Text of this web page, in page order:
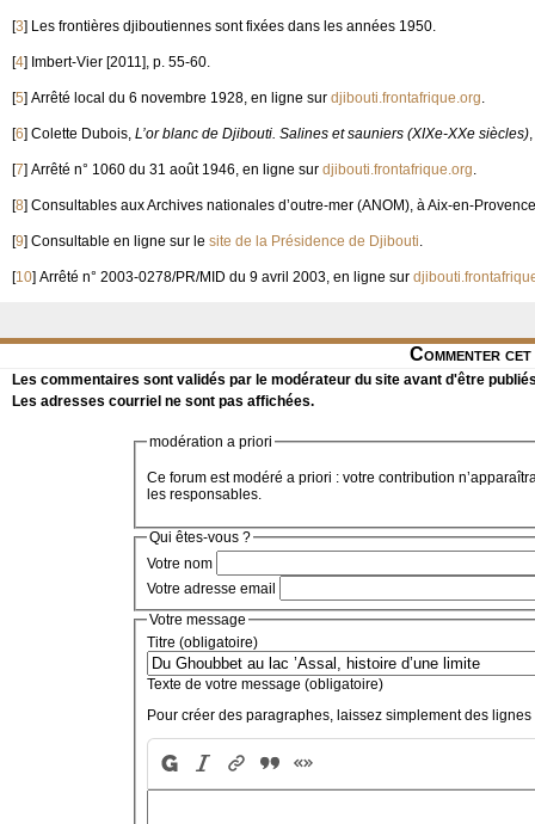
[3] Les frontières djiboutiennes sont fixées dans les années 1950.
[4] Imbert-Vier [2011], p. 55-60.
[5] Arrêté local du 6 novembre 1928, en ligne sur djibouti.frontafrique.org.
[6] Colette Dubois, L’or blanc de Djibouti. Salines et sauniers (XIXe-XXe siècles)
[7] Arrêté n° 1060 du 31 août 1946, en ligne sur djibouti.frontafrique.org.
[8] Consultables aux Archives nationales d’outre-mer (ANOM), à Aix-en-
[9] Consultable en ligne sur le site de la Présidence de Djibouti.
[10] Arrêté n° 2003-0278/PR/MID du 9 avril 2003, en ligne sur
Commenter
Les commentaires sont validés par le modérateur du site avant d'être
Les adresses courriel ne sont pas affichées.
modération a priori
Ce forum est modéré a priori : votre contribution
les responsables.
Qui êtes-vous ?
Votre nom
Votre adresse email
Votre message
Titre (obligatoire)
Texte de votre message (obligatoire)
Pour créer des paragraphes, laissez simplement des lignes